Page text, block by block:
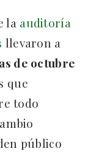
la auditoría
llevaron a
de octubre
que
todo
público